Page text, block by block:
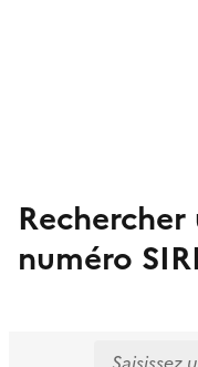
numéro
Rechercher